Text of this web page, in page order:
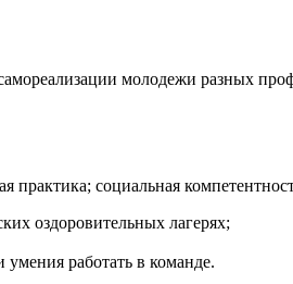
молодежи разных
социальная
оздоровительных лагерях;
работать в команде.